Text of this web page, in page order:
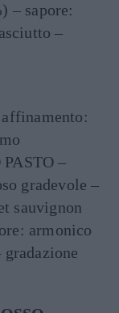
– sapore:
–
–
gradevole –
sauvignon
armonico